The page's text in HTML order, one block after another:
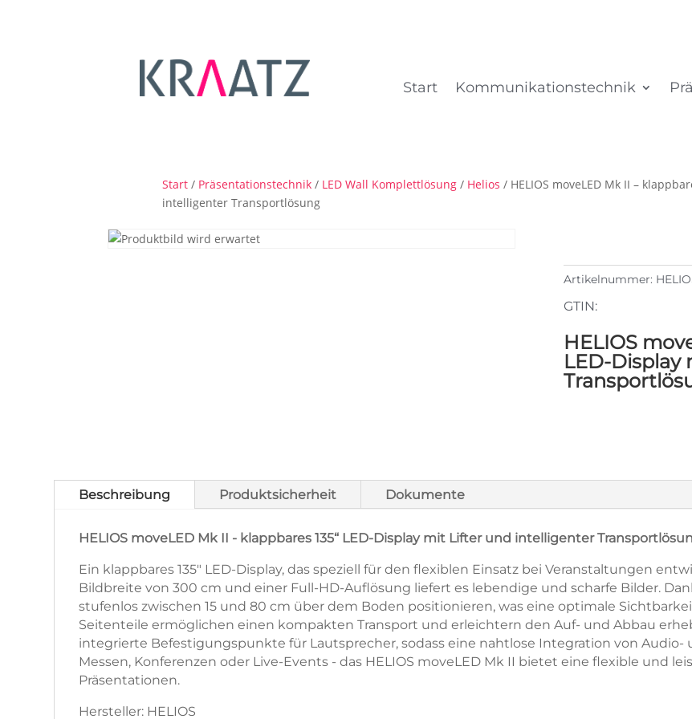
Start Kommunikationstechnik
Start/ Präsentationstechnik/ LED Wall Komplettlösung/ Helios / HELIOS moveLED Mk II –
intelligenter Transportlösung
Artikelnummer:
GTIN:
HELIOS
LED-
Beschreibung Produktsicherheit Dokumente
HELIOS moveLED Mk II - klappbares 135“ LED-Display mit Lifter und intelligenter
Ein klappbares 135" LED-Display, das speziell für den flexiblen Einsatz bei Veranstaltungen
Bildbreite von 300 cm und einer Full-HD-Auflösung liefert es lebendige und scharfe Bilder.
stufenlos zwischen 15 und 80 cm über dem Boden positionieren, was eine optimale
Seitenteile ermöglichen einen kompakten Transport und erleichtern den Auf- und Abbau
integrierte Befestigungspunkte für Lautsprecher, sodass eine nahtlose Integration von
Messen, Konferenzen oder Live-Events - das HELIOS moveLED Mk II bietet eine flexible und
Präsentationen.
Hersteller: HELIOS